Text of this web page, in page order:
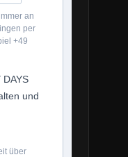
an
per
+49
DAYS
und
über